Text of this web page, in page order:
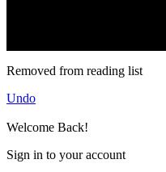
Removed from reading list
Undo
Welcome Back!
Sign in to your account